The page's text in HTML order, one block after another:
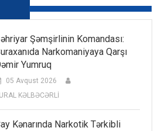
Şəmşirlinin Komandası:
Narkomaniyaya Qarşı
Yumruq
05 Avqust 2026
KƏLBƏCƏRLİ
Kənarında Narkotik Tərkibli